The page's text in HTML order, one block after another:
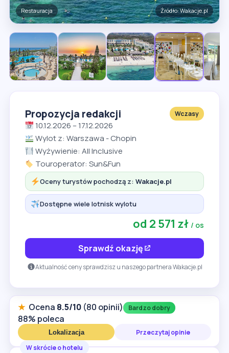
Restauracja Źródło: Wakacje.pl
Propozycja redakcji Wczasy
10.12.2026 – 17.12.2026
Wylot z: Warszawa - Chopin
Wyżywienie: All Inclusive
Touroperator: Sun&Fun
Oceny turystów pochodzą z:Wakacje.pl
Dostępne wiele lotnisk wylotu
od 2 571 zł / os
Sprawdź okazję
Aktualność ceny sprawdzisz u naszego partnera Wakacje.pl
★ Ocena 8.5/10 (80 opinii) Bardzo dobry
88% poleca
Lokalizacja
Przeczytaj opinie
W skrócie o hotelu